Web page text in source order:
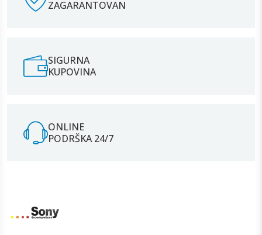
ZAGARANTOVAN
SIGURNA
KUPOVINA
ONLINE
PODRŠKA 24/7